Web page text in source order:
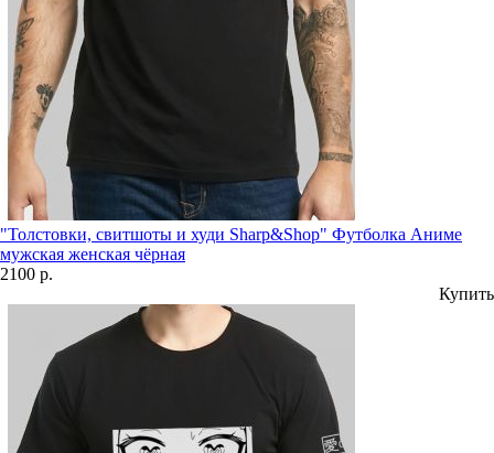
"Толстовки, свитшоты и худи Sharp&Shop" Футболка Аниме
мужская женская чёрная
2100 р.
Купить